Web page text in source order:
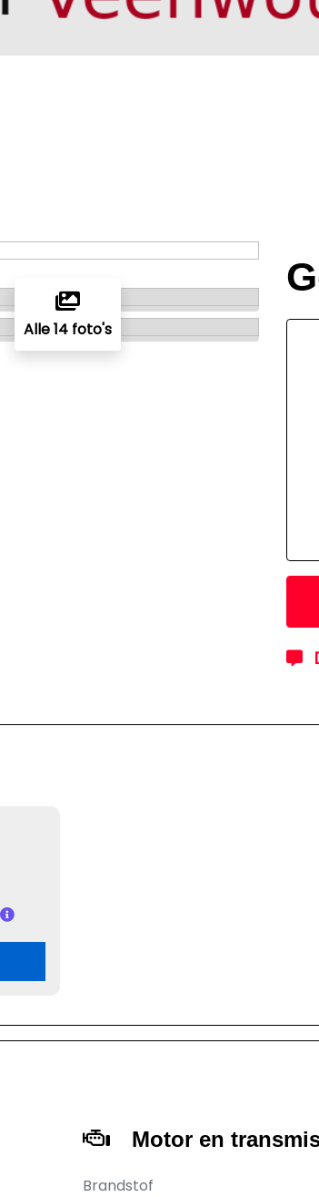
Alle 14 foto's
Motor en
Brandstof